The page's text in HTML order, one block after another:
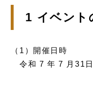
1 イベント
（1）開催日時
令和 7 年 7 月31